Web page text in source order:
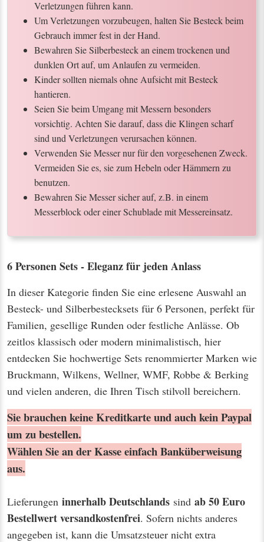
Verletzungen führen kann.
Um Verletzungen vorzubeugen, halten Sie Besteck beim
Gebrauch immer fest in der Hand.
Bewahren Sie Silberbesteck an einem trockenen und
dunklen Ort auf, um Anlaufen zu vermeiden.
Kinder sollten niemals ohne Aufsicht mit Besteck
hantieren.
Seien Sie beim Umgang mit Messern besonders
vorsichtig. Achten Sie darauf, dass die Klingen scharf
sind und Verletzungen verursachen können.
Verwenden Sie Messer nur für den vorgesehenen Zweck.
Vermeiden Sie es, sie zum Hebeln oder Hämmern zu
benutzen.
Bewahren Sie Messer sicher auf, z.B. in einem
Messerblock oder einer Schublade mit Messereinsatz.
6 Personen Sets - Eleganz für jeden Anlass
In dieser Kategorie finden Sie eine erlesene Auswahl an
Besteck- und Silberbestecksets für 6 Personen, perfekt für
Familien, gesellige Runden oder festliche Anlässe. Ob
zeitlos klassisch oder modern minimalistisch, hier
entdecken Sie hochwertige Sets renommierter Marken wie
Bruckmann, Wilkens, Wellner, WMF, Robbe & Berking
und vielen anderen, die Ihren Tisch stilvoll bereichern.
Sie brauchen keine Kreditkarte und auch kein Paypal
um zu bestellen.
Wählen Sie an der Kasse einfach Banküberweisung
aus.
Lieferungen innerhalb Deutschlands sind ab 50 Euro
Bestellwertversandkostenfrei. Sofern nichts anderes
angegeben ist, kann die Umsatzsteuer nicht extra